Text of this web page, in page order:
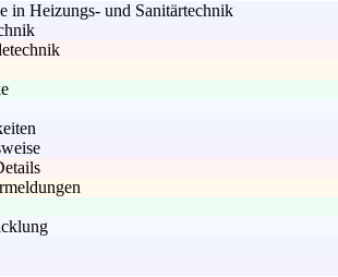
in Heizungs- und Sanitärtechnik